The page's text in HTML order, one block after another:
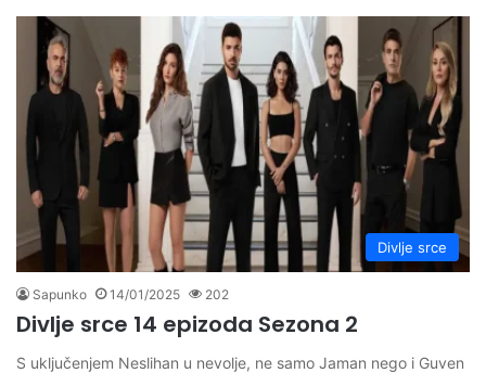
Divlje srce
Sapunko 14/01/2025 202
Divlje srce 14 epizoda Sezona 2
S uključenjem Neslihan u nevolje, ne samo Jaman nego i Guven